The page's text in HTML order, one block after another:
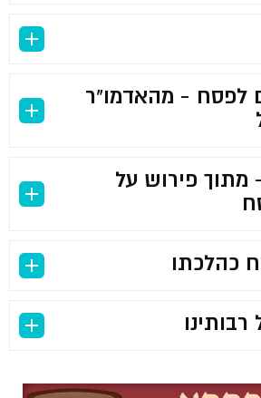
לפסח - מהאדמו"ר
מתוך פירוש על
כהלכתו